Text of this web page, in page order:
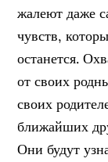
жалеют даже
чувств,
останется.
от своих
своих
ближайших
Они будут